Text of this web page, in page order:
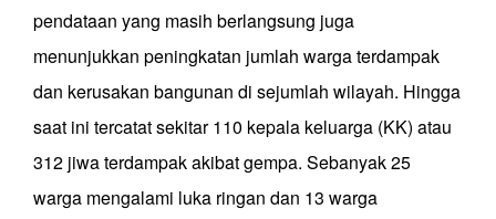
pendataan yang masih berlangsung juga
menunjukkan peningkatan jumlah warga terdampak
dan kerusakan bangunan di sejumlah wilayah. Hingga
saat ini tercatat sekitar 110 kepala keluarga (KK) atau
312 jiwa terdampak akibat gempa. Sebanyak 25
warga mengalami luka ringan dan 13 warga